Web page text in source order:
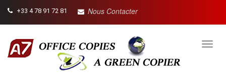
+33 4 78 91 72 81 Nous Contacter